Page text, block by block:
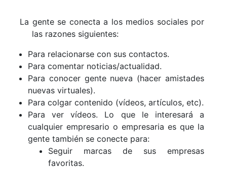
La gente se conecta a los medios sociales por
las razones siguientes:
Para relacionarse con sus contactos.
Para comentar noticias/actualidad.
Para conocer gente nueva (hacer amistades
nuevas virtuales).
Para colgar contenido (vídeos, artículos, etc).
Para ver vídeos. Lo que le interesará a
cualquier empresario o empresaria es que la
gente también se conecte para:
Seguir marcas de sus empresas
favoritas.